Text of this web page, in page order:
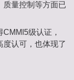
质量控制等方面已
级认证，
度认可，也体现了